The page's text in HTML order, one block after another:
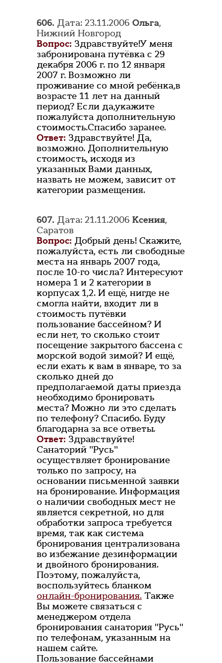
606. Дата: 23.11.2006 Ольга,
Нижний Новгород
Вопрос: Здравствуйте!У меня
забронирована путёвка с 29
декабря 2006 г. по 12 января
2007 г. Возможно ли
проживание со мной ребёнка,в
возрасте 11 лет на данный
период? Если да,укажите
пожалуйста дополнительную
стоимость.Спасибо заранее.
Ответ: Здравствуйте! Да,
возможно. Дополнительную
стоимость, исходя из
указанных Вами данных,
назвать не можем, зависит от
категории размещения.
607. Дата: 21.11.2006 Ксения,
Саратов
Вопрос: Добрый день! Скажите,
пожалуйста, есть ли свободные
места на январь 2007 года,
после 10-го числа? Интересуют
номера 1 и 2 категории в
корпусах 1,2. И ещё, нигде не
смогла найти, входит ли в
стоимость путёвки
пользование бассейном? И
если нет, то сколько стоит
посещение закрытого бассена с
морской водой зимой? И ещё,
если ехать к вам в январе, то за
сколько дней до
предполагаемой даты приезда
необходимо бронировать
места? Можно ли это сделать
по телефону? Спасибо. Буду
благодарна за все ответы.
Ответ: Здравствуйте!
Санаторий "Русь"
осуществляет бронирование
только по запросу, на
основании письменной заявки
на бронирование. Информация
о наличии свободных мест не
является секретной, но для
обработки запроса требуется
время, так как система
бронирования централизована
во избежание дезинформации
и двойного бронирования.
Поэтому, пожалуйста,
воспользуйтесь бланком
онлайн-бронирования. Также
Вы можете связаться с
менеджером отдела
бронирования санатория "Русь"
по телефонам, указанным на
нашем сайте.
Пользование бассейнами